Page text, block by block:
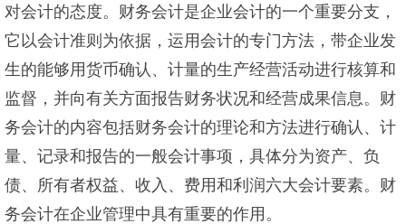
对会计的态度。财务会计是企业会计的一个重要分支，
它以会计准则为依据，运用会计的专门方法，带企业发
生的能够用货币确认、计量的生产经营活动进行核算和
监督，并向有关方面报告财务状况和经营成果信息。财
务会计的内容包括财务会计的理论和方法进行确认、计
量、记录和报告的一般会计事项，具体分为资产、负
债、所有者权益、收入、费用和利润六大会计要素。财
务会计在企业管理中具有重要的作用。